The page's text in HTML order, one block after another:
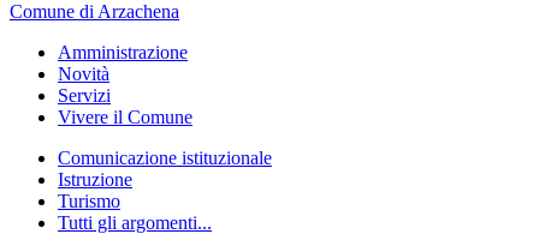
Comune di Arzachena
Amministrazione
Novità
Servizi
Vivere il Comune
Comunicazione istituzionale
Istruzione
Turismo
Tutti gli argomenti...